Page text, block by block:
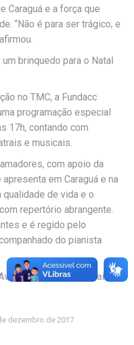
Caraguá e a força que
“Não é para ser trágico, e
brinquedo para o Natal
no TMC, a Fundacc
programação especial
17h, contando com
e musicais.
com apoio da
em Caraguá e na
qualidade de vida e o
repertório abrangente.
e é regido pelo
do pianista
Goiás, 187, Indaiá.
dezembro de 2017